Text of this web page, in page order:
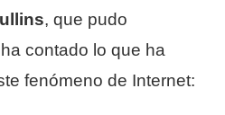
, que pudo
contado lo que ha
fenómeno de Internet: